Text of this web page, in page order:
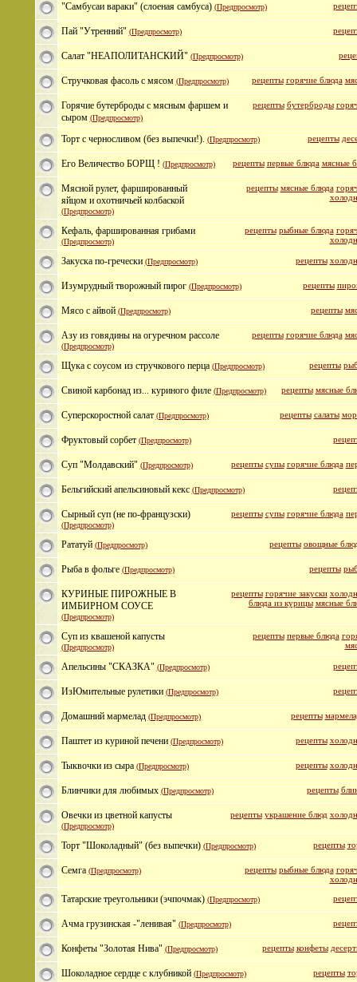
"Самбусаи вараки" (слоеная самбуса) (Предпросмотр)
Пай "Утренний" (Предпросмотр)
Салат "НЕАПОЛИТАНСКИЙ" (Предпросмотр)
рецепты горячие блюда
Стручковая фасоль с мясом (Предпросмотр)
рецепты бутерброды
Горячие бутерброды с мясным фаршем и
сыром (Предпросмотр)
рецепты
Торт с черносливом (без выпечки!). (Предпросмотр)
рецепты первые блюда мясные
Его Величество БОРЩ ! (Предпросмотр)
рецепты мясные блюда
Мясной рулет, фаршированный
яйцом и охотничьей колбаской
(Предпросмотр)
рецепты рыбные блюда
Кефаль, фаршированная грибами
(Предпросмотр)
рецепты
Закуска по-гречески (Предпросмотр)
рецепты
Изумрудный творожный пирог (Предпросмотр)
рецепты
Мясо с айвой (Предпросмотр)
рецепты горячие блюда
Азу из говядины на огуречном рассоле
(Предпросмотр)
рецепты
Щука с соусом из стручкового перца (Предпросмотр)
рецепты мясные
Свиной карбонад из... куриного филе (Предпросмотр)
рецепты салаты
Суперскоростной салат (Предпросмотр)
Фруктовый сорбет (Предпросмотр)
рецепты супы горячие блюда
Суп "Молдавский" (Предпросмотр)
Бельгийский апельсиновый кекс (Предпросмотр)
рецепты супы горячие блюда
Сырный суп (не по-французски)
(Предпросмотр)
рецепты овощные
Рататуй (Предпросмотр)
рецепты
Рыба в фольге (Предпросмотр)
рецепты горячие закуски
блюда из курицы мясные
КУРИНЫЕ ПИРОЖНЫЕ В
ИМБИРНОМ СОУСЕ
(Предпросмотр)
рецепты первые блюда
Суп из квашеной капусты
(Предпросмотр)
Апельсины "СКАЗКА" (Предпросмотр)
ИзЮмительные рулетики (Предпросмотр)
рецепты
Домашний мармелад (Предпросмотр)
рецепты
Паштет из куриной печени (Предпросмотр)
рецепты
Тыквочки из сыра (Предпросмотр)
рецепты
Блинчики для любимых (Предпросмотр)
рецепты украшение блюд
Овечки из цветной капусты
(Предпросмотр)
рецепты
Торт "Шоколадный" (без выпечки) (Предпросмотр)
рецепты рыбные блюда
Семга (Предпросмотр)
Татарские треугольники (эчпочмак) (Предпросмотр)
Ачма грузинская -"ленивая" (Предпросмотр)
рецепты конфеты
Конфеты "Золотая Нива" (Предпросмотр)
рецепты
Шоколадное сердце с клубникой (Предпросмотр)